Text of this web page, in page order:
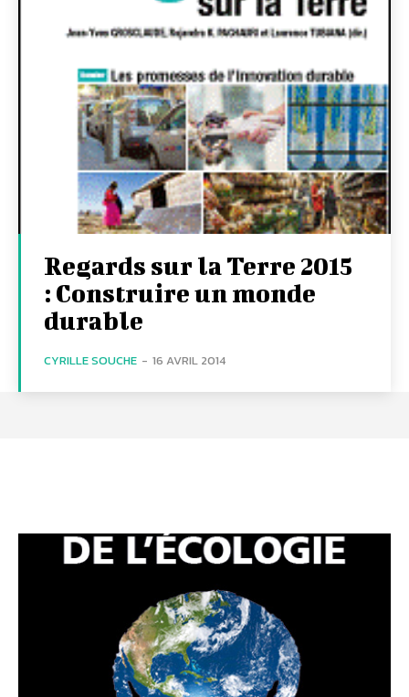
Regards sur la Terre 2015
: Construire un monde
durable
CYRILLE SOUCHE - 16 AVRIL 2014